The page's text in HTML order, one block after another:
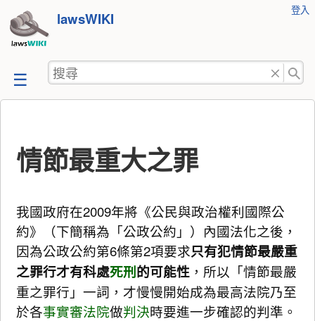
跳
至
容
lawsWIKI
工
登入
搜
尋
情節最重大之罪
我國政府在2009年將《公民與政治權利國際公
約》（下簡稱為「公政公約」）內國法化之後，
因為公政公約第6條第2項要求只有犯情節最嚴重
之罪行才有科處死刑的可能性 ，所以「情節最嚴
重之罪行」一詞，才慢慢開始成為最高法院乃至
於各事實審法院做判決時要進一步確認的判準。